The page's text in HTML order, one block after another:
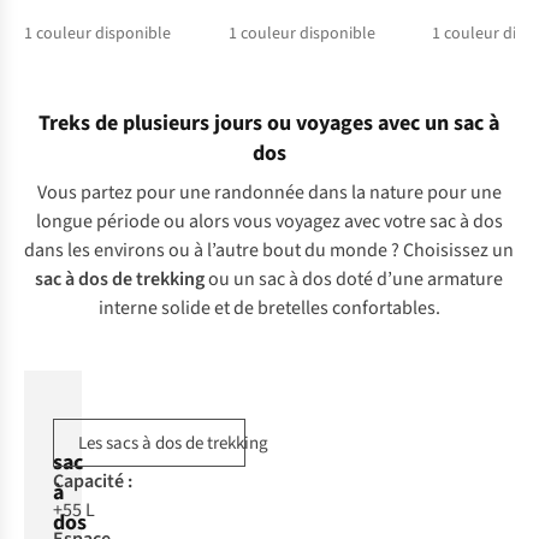
1 couleur disponible 1 couleur disponible 1 couleur
Treks de plusieurs jours ou voyages avec un sac à
dos
Vous partez pour une randonnée dans la nature pour une
longue période ou alors vous voyagez avec votre sac à dos
dans les environs ou à l’autre bout du monde ? Choisissez un
sac à dos de trekkingou un sac à dos doté d’une armature
interne solide et de bretelles confortables.
sac
à
dos
Capacité:
+55 L
Les sacs à dos de trekking